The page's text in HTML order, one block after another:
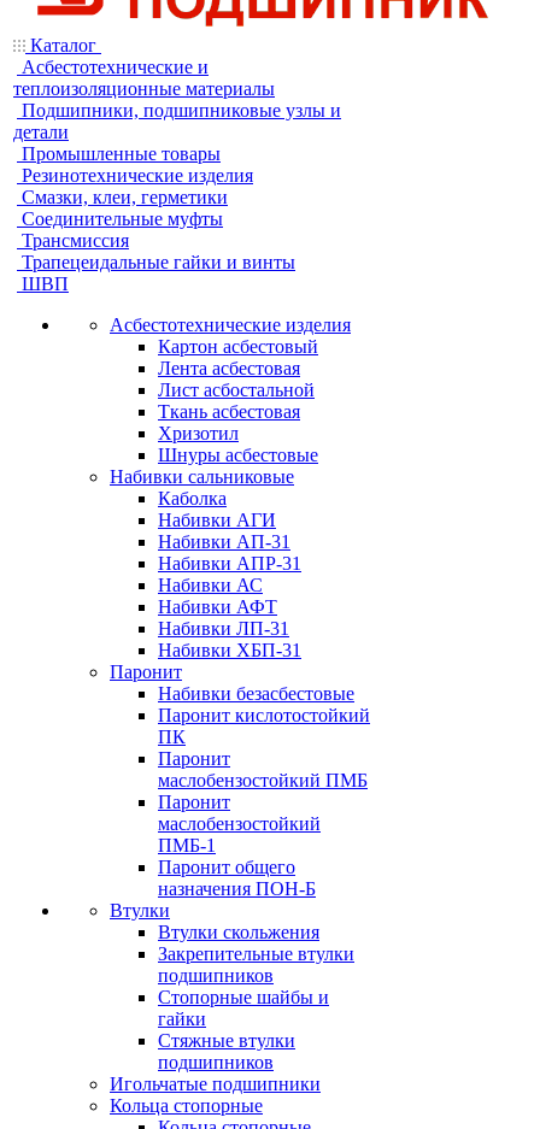
Каталог
Асбестотехнические и
теплоизоляционные материалы
Подшипники, подшипниковые узлы и
детали
Промышленные товары
Резинотехнические изделия
Смазки, клеи, герметики
Соединительные муфты
Трансмиссия
Трапецеидальные гайки и винты
ШВП
Асбестотехнические изделия
Картон асбестовый
Лента асбестовая
Лист асбостальной
Ткань асбестовая
Хризотил
Шнуры асбестовые
Набивки сальниковые
Каболка
Набивки АГИ
Набивки АП-31
Набивки АПР-31
Набивки АС
Набивки АФТ
Набивки ЛП-31
Набивки ХБП-31
Паронит
Набивки безасбестовые
Паронит кислотостойкий
ПК
Паронит
маслобензостойкий ПМБ
Паронит
маслобензостойкий
ПМБ-1
Паронит общего
назначения ПОН-Б
Втулки
Втулки скольжения
Закрепительные втулки
подшипников
Стопорные шайбы и
гайки
Стяжные втулки
подшипников
Игольчатые подшипники
Кольца стопорные